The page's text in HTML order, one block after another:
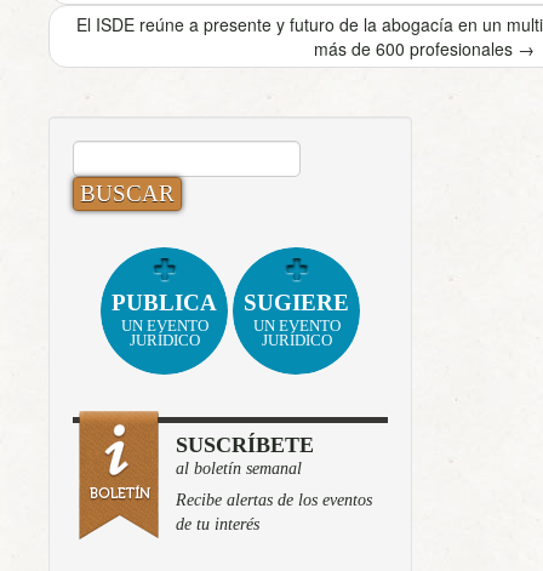
El ISDE reúne a presente y futuro de la abogacía en un
más de 600 profesionales →
BUSCAR:
PUBLICA
UN EVENTO
JURÍDICO
SUGIERE
UN EVENTO
JURÍDICO
SUSCRÍBETE
al boletín semanal
Recibe alertas de los eventos
de tu interés